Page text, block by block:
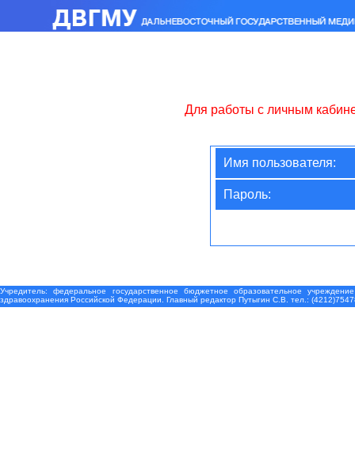
Для работы с личным
Имя пользователя:
Пароль:
Учредитель: федеральное государственное бюджетное образовательное
здравоохранения Российской Федерации. Главный редактор Путыгин С.В. тел.: